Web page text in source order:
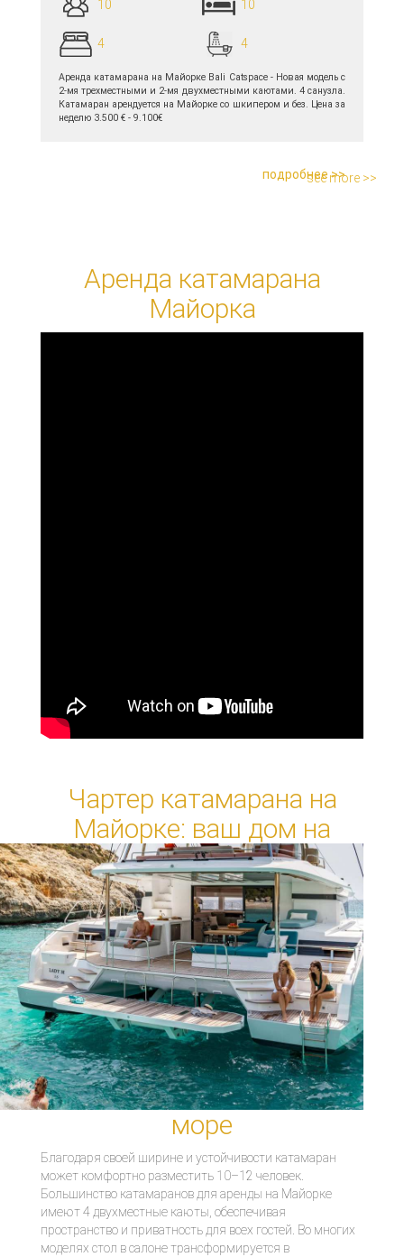
10 10
4 4
Аренда катамарана на Майорке Bali Catspace - Новая модель с
2-мя трехместными и 2-мя двухместными каютами. 4 санузла.
Катамаран арендуется на Майорке со шкипером и без. Цена за
неделю 3.500 € - 9.100€
подробнее >>
see more >>
Аренда катамарана
Майорка
Чартер катамарана на
Майорке: ваш дом на
море
Благодаря своей ширине и устойчивости катамаран
может комфортно разместить 10–12 человек.
Большинство катамаранов для аренды на Майорке
имеют 4 двухместные каюты, обеспечивая
пространство и приватность для всех гостей. Во многих
моделях стол в салоне трансформируется в